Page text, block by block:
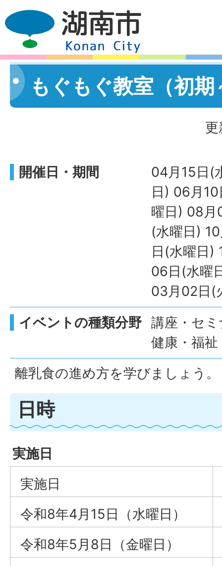
もぐもぐ教室（初
開催日・期間
04月15日(
日) 06月
曜日) 08
(水曜日)
日(水曜日)
06日(水曜
03月02日(
イベントの種類分野 講座・セ
健康・福祉
離乳食の進め方を学びましょう。
日時
実施日
実施日
令和8年4月15日（水曜日）
令和8年5月8日（金曜日）